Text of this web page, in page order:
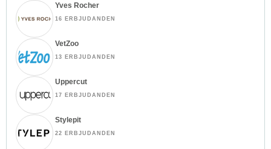
Yves Rocher
16 ERBJUDANDEN
VetZoo
13 ERBJUDANDEN
Uppercut
17 ERBJUDANDEN
Stylepit
22 ERBJUDANDEN